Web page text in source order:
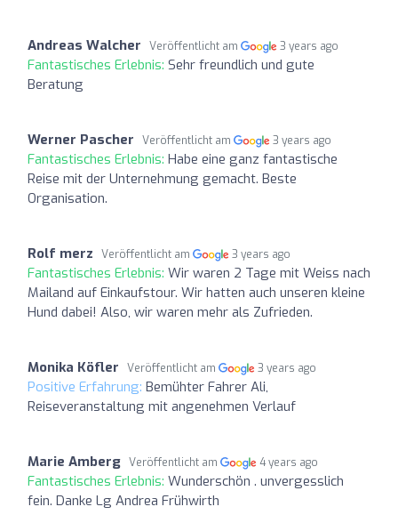
Andreas Walcher Veröffentlicht am 3 years ago
Fantastisches Erlebnis: Sehr freundlich und gute
Beratung
Werner Pascher Veröffentlicht am 3 years ago
Fantastisches Erlebnis: Habe eine ganz fantastische
Reise mit der Unternehmung gemacht. Beste
Organisation.
Rolf merz Veröffentlicht am 3 years ago
Fantastisches Erlebnis: Wir waren 2 Tage mit Weiss nach
Mailand auf Einkaufstour. Wir hatten auch unseren kleine
Hund dabei! Also, wir waren mehr als Zufrieden.
Monika Köfler Veröffentlicht am 3 years ago
Positive Erfahrung: Bemühter Fahrer Ali,
Reiseveranstaltung mit angenehmen Verlauf
Marie Amberg Veröffentlicht am 4 years ago
Fantastisches Erlebnis: Wunderschön . unvergesslich
fein. Danke Lg Andrea Frühwirth